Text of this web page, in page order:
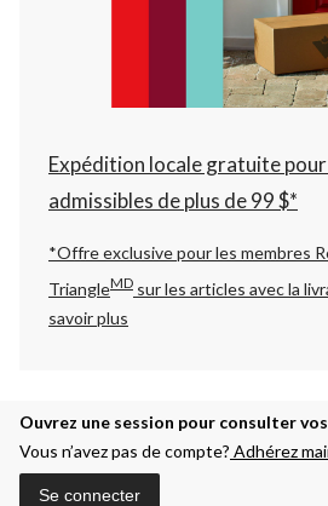
à
22:00
Expédition locale gratuite
admissibles de plus de 99 $*
*Offre exclusive pour les membres
TriangleMD sur les articles avec la
savoir plus
Ouvrez une session pour consulter
Vous n’avez pas de compte? Adhérez
Se connecter